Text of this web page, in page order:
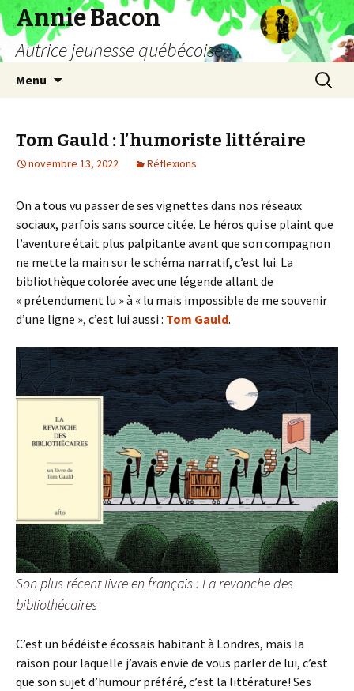
Annie Bacon
Autrice jeunesse québécoise
Menu
Tom Gauld : l’humoriste littéraire
novembre 13, 2022 Réflexions
On a tous vu passer de ses vignettes dans nos réseaux
sociaux, parfois sans source citée. Le héros qui se plaint que
l’aventure était plus palpitante avant que son compagnon
ne mette la main sur le schéma narratif, c’est lui. La
bibliothèque colorée avec une légende allant de
« prétendument lu » à « lu mais impossible de me souvenir
d’une ligne », c’est lui aussi : Tom Gauld.
Son plus récent livre en français : La revanche des
bibliothécaires
C’est un bédéiste écossais habitant à Londres, mais la
raison pour laquelle j’avais envie de vous parler de lui, c’est
que son sujet d’humour préféré, c’est la littérature! Ses